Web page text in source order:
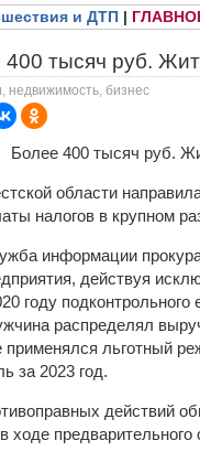
и ДТП|
400 тысяч руб.
недвижимость, бизнес
области
налогов в крупном
информации
действуя
году
распределял
применялся льготный
за 2023 год.
действий
ходе